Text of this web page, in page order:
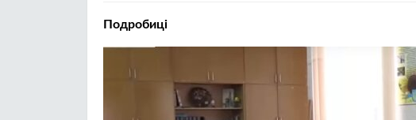
Подробиці